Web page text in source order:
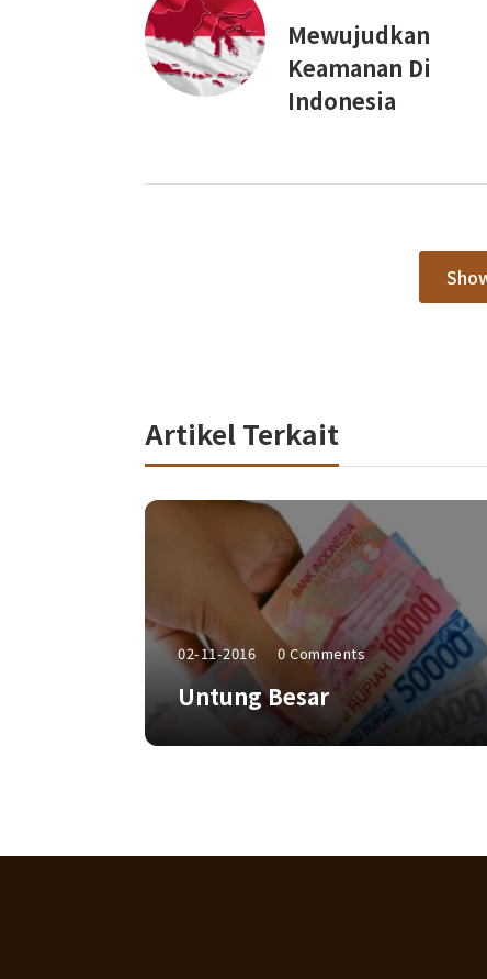
Mewujudkan
Keamanan Di
Indonesia
Artikel Terkait
02-11-2016 0 Comments
Untung Besar